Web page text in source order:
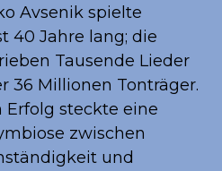
Avsenik spielte
40 Jahre lang; die
Tausende Lieder
36 Millionen Tonträger.
steckte eine
zwischen
und